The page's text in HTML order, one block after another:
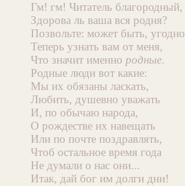
Гм! гм! Читатель благородный,
Здорова ль ваша вся родня?
Позвольте: может быть, угодно
Теперь узнать вам от меня,
Что значит именно родные.
Родные люди вот какие:
Мы их обязаны ласкать,
Любить, душевно уважать
И, по обычаю народа,
О рождестве их навещать
Или по почте поздравлять,
Чтоб остальное время года
Не думали о нас они...
Итак, дай бог им долги дни!